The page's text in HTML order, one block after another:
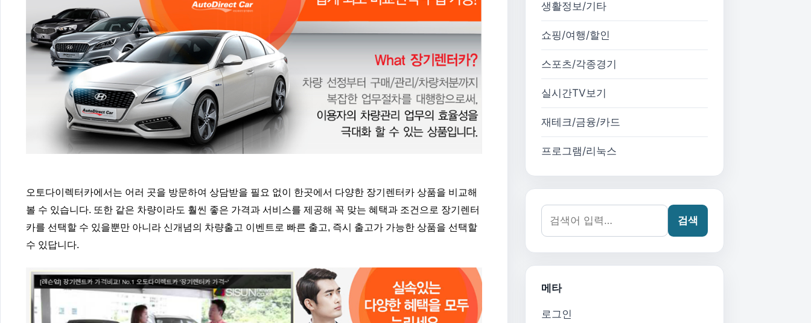
오토다이렉터카에서는 어러 곳을 방문하여 상담받을 필요 없이 한곳에서 다양한 장기렌터카 상품을 비교해
볼 수 있습니다. 또한 같은 차량이라도 훨씬 좋은 가격과 서비스를 제공해 꼭 맞는 혜택과 조건으로 장기렌터
카를 선택할 수 있을뿐만 아니라 신개념의 차량출고 이벤트로 빠른 출고, 즉시 출고가 가능한 상품을 선택할
수 있답니다.
생활정보/기타
쇼핑/여행/할인
스포츠/각종경기
실시간TV보기
재테크/금융/카드
프로그램/리눅스
검색어:
검색
메타
로그인